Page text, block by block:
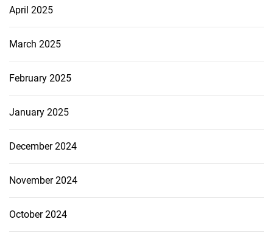
April 2025
March 2025
February 2025
January 2025
December 2024
November 2024
October 2024